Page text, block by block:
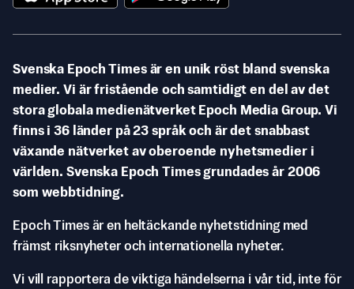
Svenska Epoch Times är en unik röst bland svenska
medier. Vi är fristående och samtidigt en del av det
stora globala medienätverket Epoch Media Group. Vi
finns i 36 länder på 23 språk och är det snabbast
växande nätverket av oberoende nyhetsmedier i
världen. Svenska Epoch Times grundades år 2006
som webbtidning.
Epoch Times är en heltäckande nyhetstidning med
främst riksnyheter och internationella nyheter.
Vi vill rapportera de viktiga händelserna i vår tid, inte för